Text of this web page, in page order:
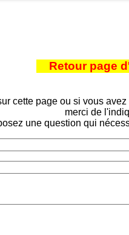
Retour page
cette page ou si vous
merci de
une question qui